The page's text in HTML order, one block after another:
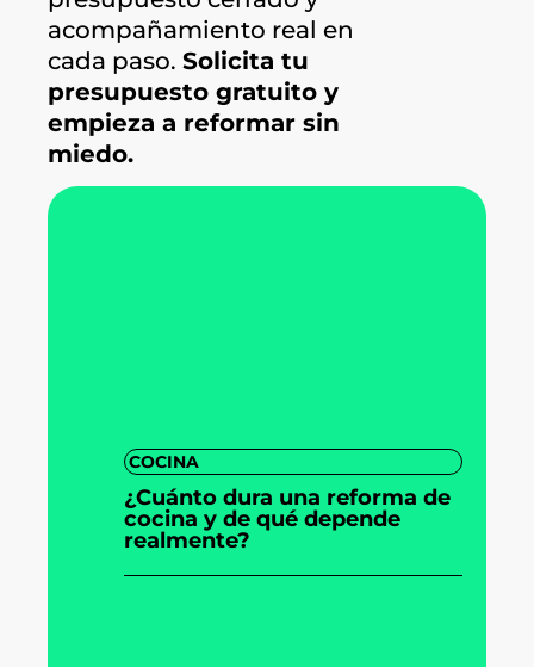
acompañamiento real en
cada paso. Solicita tu
presupuesto gratuito y
empieza a reformar sin
miedo.
COCINA
¿Cuánto dura una reforma de
cocina y de qué depende
realmente?